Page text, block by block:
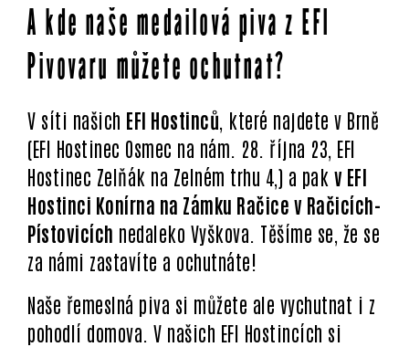
A kde naše medailová piva z EFI
Pivovaru můžete ochutnat?
V síti našich EFI Hostinců , které najdete v Brně
(EFI Hostinec Osmec na nám. 28. října 23, EFI
Hostinec Zelňák na Zelném trhu 4,) a pak v EFI
Hostinci Konírna na Zámku Račice v Račicích-
Pístovicích nedaleko Vyškova. Těšíme se, že se
za námi zastavíte a ochutnáte!
Naše řemeslná piva si můžete ale vychutnat i z
pohodlí domova. V našich EFI Hostincích si